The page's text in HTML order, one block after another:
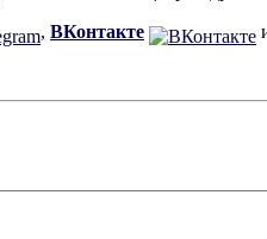
, ВКонтакте